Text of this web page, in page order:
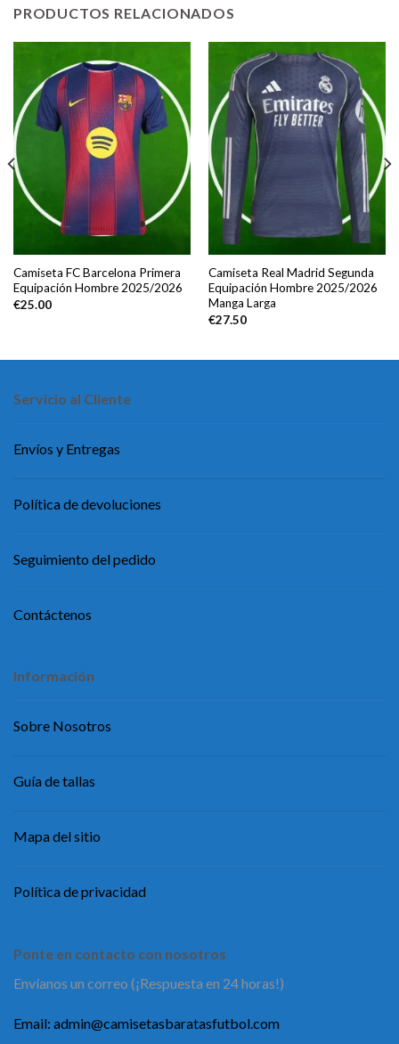
PRODUCTOS RELACIONADOS
Camiseta FC Barcelona Primera
Equipación Hombre 2025/2026
€25.00
Camiseta Real Madrid Segunda
Equipación Hombre 2025/2026
Manga Larga
€27.50
Servicio al Cliente
Envíos y Entregas
Política de devoluciones
Seguimiento del pedido
Contáctenos
Información
Sobre Nosotros
Guía de tallas
Mapa del sitio
Política de privacidad
Ponte en contacto con nosotros
Envíanos un correo (¡Respuesta en 24 horas!)
Email: admin@camisetasbaratasfutbol.com